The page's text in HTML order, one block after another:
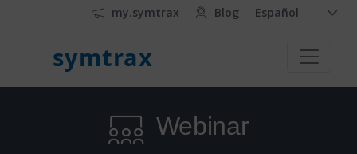
my.symtrax Blog Español
symtrax
Webinar